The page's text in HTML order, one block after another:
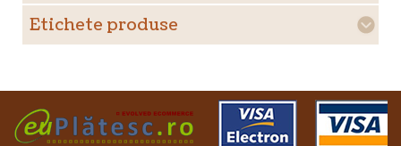
Etichete produse